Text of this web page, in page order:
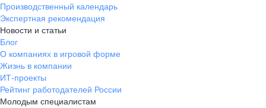
Производственный календарь
Экспертная рекомендация
Новости и статьи
Блог
О компаниях в игровой форме
Жизнь в компании
ИТ-проекты
Рейтинг работодателей России
Молодым специалистам